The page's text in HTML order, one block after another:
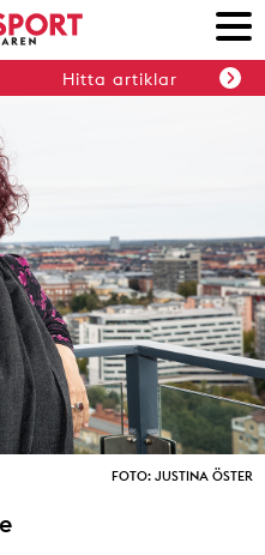
Hitta artiklar
FOTO: JUSTINA ÖSTER